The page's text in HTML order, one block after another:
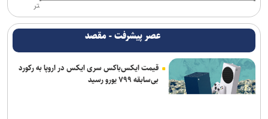
ریزش کاربران، دیزنی و نتفلیکس را به فکر ارائه اشتراک رایگان انداخت
اندروید برای همیشه با دستیار صوتی سابق گوگل خداحافظی می‌کند
تر
عصر پیشرفت - مقصد
قیمت ایکس‌باکس سری ایکس در اروپا به رکورد
بی‌سابقه ۷۹۹ یورو رسید